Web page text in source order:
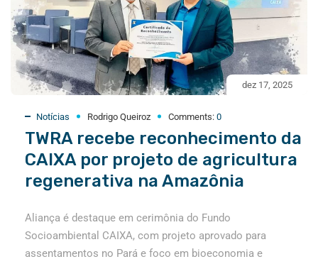
dez 17, 2025
Notícias Rodrigo Queiroz Comments: 0
TWRA recebe reconhecimento da
CAIXA por projeto de agricultura
regenerativa na Amazônia
Aliança é destaque em cerimônia do Fundo
Socioambiental CAIXA, com projeto aprovado para
assentamentos no Pará e foco em bioeconomia e